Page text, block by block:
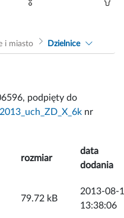
i miasto Dzielnice
podpięty do
2013_uch_ZD_X_6k nr
rozmiar
data
dodania
79.72 kB
2013-08-
13:38:06